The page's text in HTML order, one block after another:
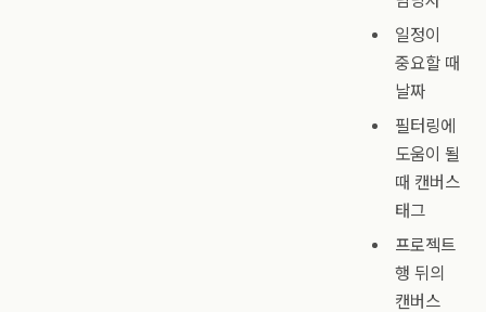
일정이
중요할 때
날짜
필터링에
도움이 될
때 캔버스
태그
프로젝트
행 뒤의
캔버스